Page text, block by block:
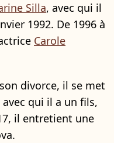
Silla, avec qui il
1992. De 1996 à
Carole
divorce, il se met
qui il a un fils,
il entretient une